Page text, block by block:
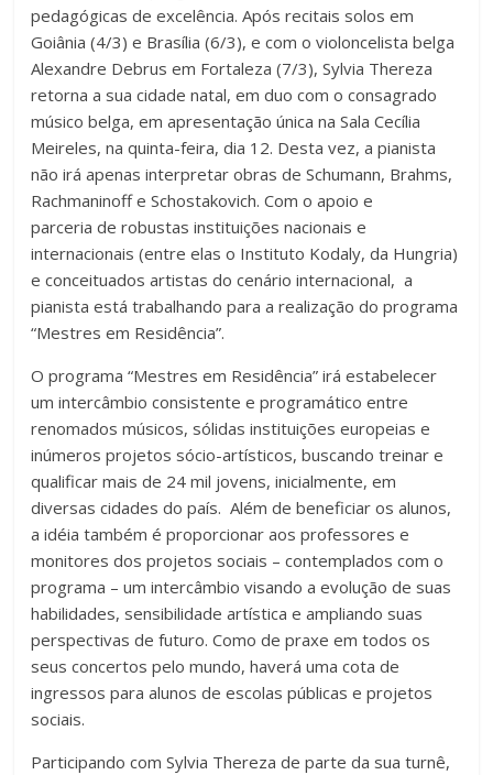
pedagógicas de excelência. Após recitais solos em
Goiânia (4/3) e Brasília (6/3), e com o violoncelista belga
Alexandre Debrus em Fortaleza (7/3), Sylvia Thereza
retorna a sua cidade natal, em duo com o consagrado
músico belga, em apresentação única na Sala Cecília
Meireles, na quinta-feira, dia 12. Desta vez, a pianista
não irá apenas interpretar obras de Schumann, Brahms,
Rachmaninoff e Schostakovich. Com o apoio e
parceria de robustas instituições nacionais e
internacionais (entre elas o Instituto Kodaly, da Hungria)
e conceituados artistas do cenário internacional, a
pianista está trabalhando para a realização do programa
“Mestres em Residência”.
O programa “Mestres em Residência” irá estabelecer
um intercâmbio consistente e programático entre
renomados músicos, sólidas instituições europeias e
inúmeros projetos sócio-artísticos, buscando treinar e
qualificar mais de 24 mil jovens, inicialmente, em
diversas cidades do país. Além de beneficiar os alunos,
a idéia também é proporcionar aos professores e
monitores dos projetos sociais – contemplados com o
programa – um intercâmbio visando a evolução de suas
habilidades, sensibilidade artística e ampliando suas
perspectivas de futuro. Como de praxe em todos os
seus concertos pelo mundo, haverá uma cota de
ingressos para alunos de escolas públicas e projetos
sociais.
Participando com Sylvia Thereza de parte da sua turnê,